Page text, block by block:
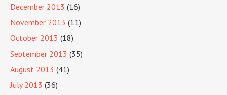
December 2013 (16)
November 2013 (11)
October 2013 (18)
September 2013 (35)
August 2013 (41)
July 2013 (36)